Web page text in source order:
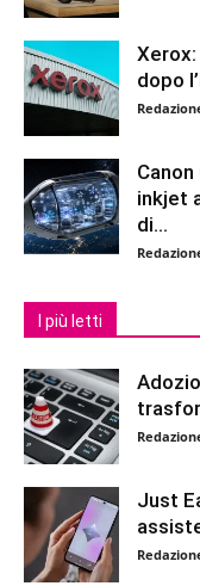
dopo
inkjet
di...
I più letti
Just